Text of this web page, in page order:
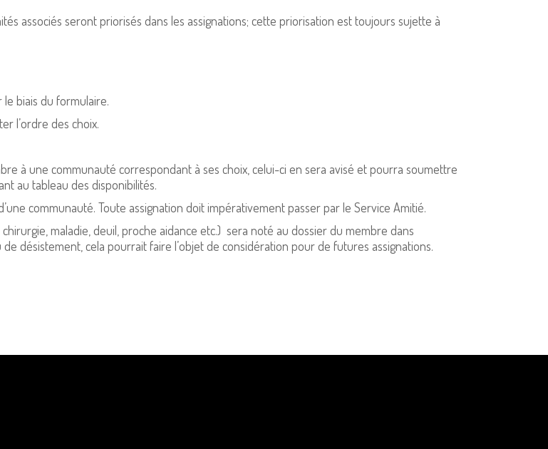
associés seront priorisés dans les assignations; cette priorisation est toujours sujette à
biais du formulaire.
l’ordre des choix.
à une communauté correspondant à ses choix, celui-ci en sera avisé et pourra soumettre
au tableau des disponibilités.
communauté. Toute assignation doit impérativement passer par le Service Amitié.
maladie, deuil, proche aidance etc.) sera noté au dossier du membre dans
désistement, cela pourrait faire l’objet de considération pour de futures assignations.